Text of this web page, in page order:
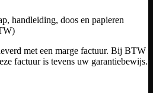
handleiding, doos en papieren
met een marge factuur. Bij BTW
factuur is tevens uw garantiebewijs.